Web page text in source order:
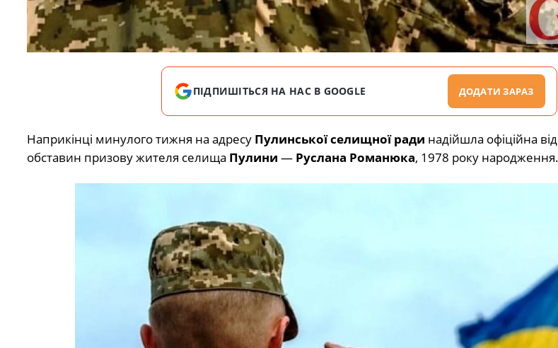
ПІДПИШІТЬСЯ НА НАС В GOOGLE ДОДАТИ ЗАРАЗ
Наприкінці минулого тижня на адресу Пулинської селищної ради надійшла офіційна
обставин призову жителя селища Пулини — Руслана Романюка, 1978 року народження.